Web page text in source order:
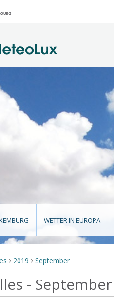
WETTER IN EUROPA
> 2019 > September
-